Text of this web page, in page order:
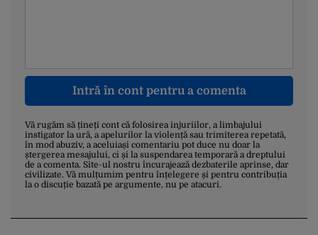
Intră în cont pentru a comenta
Vă rugăm să țineți cont că folosirea injuriilor, a limbajului
instigator la ură, a apelurilor la violență sau trimiterea repetată,
în mod abuziv, a aceluiași comentariu pot duce nu doar la
ștergerea mesajului, ci și la suspendarea temporară a dreptului
de a comenta. Site-ul nostru încurajează dezbaterile aprinse, dar
civilizate. Vă mulțumim pentru înțelegere și pentru contribuția
la o discuție bazată pe argumente, nu pe atacuri.